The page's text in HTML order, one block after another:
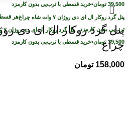
39,500 تومان•خرید قسطی با ترب‌پی بدون کارمزد
هر
ترب‌پی بدون کارمزد
39,500 تومان•خرید قسطی با ترب‌پی بدون کارمزد
چراغ
158,000 تومان